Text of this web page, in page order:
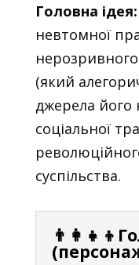
Головна ідея:
невтомної
(який
джерела його
соціальної
суспільства.